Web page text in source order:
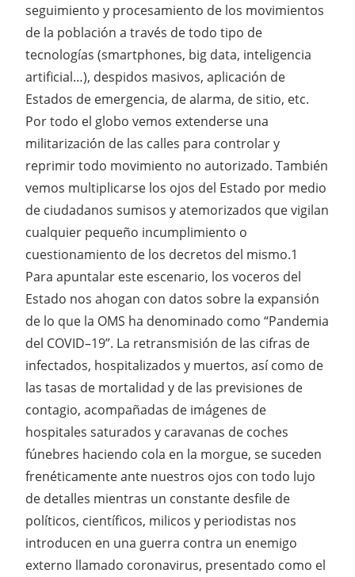
seguimiento y procesamiento de los movimientos
de la población a través de todo tipo de
tecnologías (smartphones, big data, inteligencia
artificial…), despidos masivos, aplicación de
Estados de emergencia, de alarma, de sitio, etc.
Por todo el globo vemos extenderse una
militarización de las calles para controlar y
reprimir todo movimiento no autorizado. También
vemos multiplicarse los ojos del Estado por medio
de ciudadanos sumisos y atemorizados que vigilan
cualquier pequeño incumplimiento o
cuestionamiento de los decretos del mismo.1
Para apuntalar este escenario, los voceros del
Estado nos ahogan con datos sobre la expansión
de lo que la OMS ha denominado como “Pandemia
del COVID–19”. La retransmisión de las cifras de
infectados, hospitalizados y muertos, así como de
las tasas de mortalidad y de las previsiones de
contagio, acompañadas de imágenes de
hospitales saturados y caravanas de coches
fúnebres haciendo cola en la morgue, se suceden
frenéticamente ante nuestros ojos con todo lujo
de detalles mientras un constante desfile de
políticos, científicos, milicos y periodistas nos
introducen en una guerra contra un enemigo
externo llamado coronavirus, presentado como el